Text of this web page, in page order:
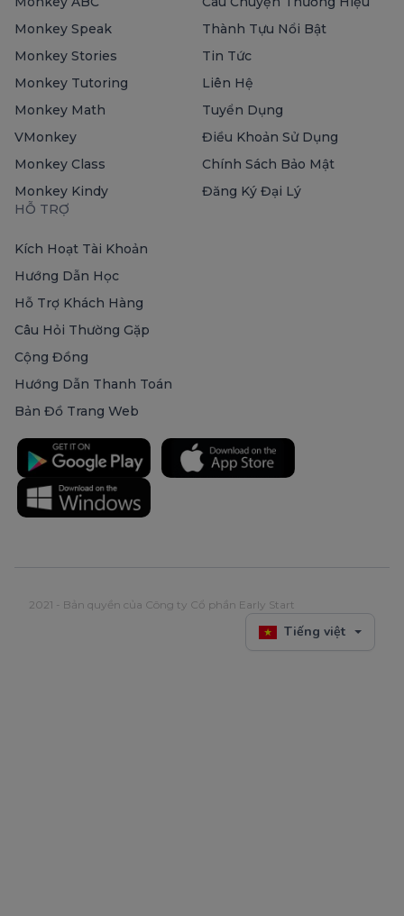
Monkey Speak
Monkey Stories
Monkey Tutoring
Monkey Math
VMonkey
Monkey Class
Monkey Kindy
Thành Tựu Nổi Bật
Tin Tức
Liên Hệ
Tuyển Dụng
Điều Khoản Sử Dụng
Chính Sách Bảo Mật
Đăng Ký Đại Lý
HỖ TRỢ
Kích Hoạt Tài Khoản
Hướng Dẫn Học
Hỗ Trợ Khách Hàng
Câu Hỏi Thường Gặp
Cộng Đồng
Hướng Dẫn Thanh Toán
Bản Đồ Trang Web
2021 - Bản quyền của Công ty Cổ phần Early Start
Tiếng việt